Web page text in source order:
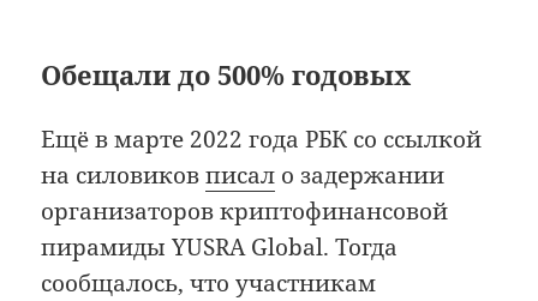
Обещали до 500% годовых
Ещё в марте 2022 года РБК со ссылкой
на силовиковписал о задержании
организаторов криптофинансовой
пирамиды YUSRA Global. Тогда
сообщалось, что участникам